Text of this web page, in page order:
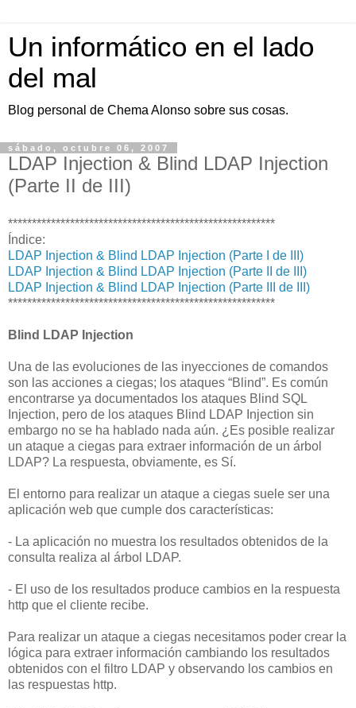
Un informático en el lado
del mal
Blog personal de Chema Alonso sobre sus cosas.
sábado, octubre 06, 2007
LDAP Injection & Blind LDAP Injection
(Parte II de III)
********************************************************
Índice:
LDAP Injection & Blind LDAP Injection (Parte I de III)
LDAP Injection & Blind LDAP Injection (Parte II de III)
LDAP Injection & Blind LDAP Injection (Parte III de III)
********************************************************
Blind LDAP Injection
Una de las evoluciones de las inyecciones de comandos
son las acciones a ciegas; los ataques “Blind”. Es común
encontrarse ya documentados los ataques Blind SQL
Injection, pero de los ataques Blind LDAP Injection sin
embargo no se ha hablado nada aún. ¿Es posible realizar
un ataque a ciegas para extraer información de un árbol
LDAP? La respuesta, obviamente, es Sí.
El entorno para realizar un ataque a ciegas suele ser una
aplicación web que cumple dos características:
- La aplicación no muestra los resultados obtenidos de la
consulta realiza al árbol LDAP.
- El uso de los resultados produce cambios en la respuesta
http que el cliente recibe.
Para realizar un ataque a ciegas necesitamos poder crear la
lógica para extraer información cambiando los resultados
obtenidos con el filtro LDAP y observando los cambios en
las respuestas http.